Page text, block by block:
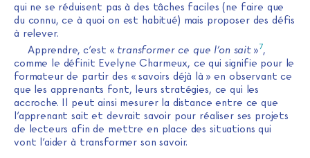
qui ne se réduisent pas à des tâches faciles (ne faire que
du connu, ce à quoi on est habitué) mais proposer des défis
à relever.
Apprendre, c’est « transformer ce que l’on sait»7,
comme le définit Evelyne Charmeux, ce qui signifie pour le
formateur de partir des « savoirs déjà là » en observant ce
que les apprenants font, leurs stratégies, ce qui les
accroche. Il peut ainsi mesurer la distance entre ce que
l’apprenant sait et devrait savoir pour réaliser ses projets
de lecteurs afin de mettre en place des situations qui
vont l’aider à transformer son savoir.